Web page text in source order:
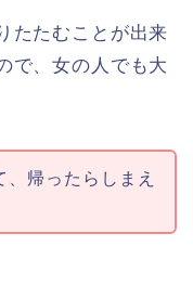
たたむことが出来
で、女の人でも大
帰ったらしまえ